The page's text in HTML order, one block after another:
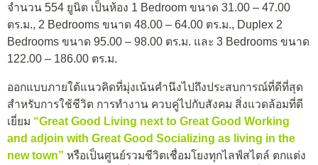
จำนวน 554 ยูนิต เป็นห้อง 1 Bedroom ขนาด 31.00 – 47.00
ตร.ม., 2 Bedrooms ขนาด 48.00 – 64.00 ตร.ม., Duplex 2
Bedrooms ขนาด 95.00 – 98.00 ตร.ม. และ 3 Bedrooms ขนาด
122.00 – 186.00 ตร.ม.
ออกแบบภายใต้แนวคิดที่มุ่งเน้นคำนึงไปถึงประสบการณ์ที่ดีที่สุด
สำหรับการใช้ชีวิต การทำงาน ควบคู่ไปกับสังคม สิ่งแวดล้อมที่ดี
เยี่ยม “Great Good Living next to Great Good Working
and adjoin with Great Good Socializing as living in the
new town” หรือเป็นศูนย์รวมชีวิตเชื่อมโยงทุกไลฟ์สไตล์ ตกแต่ง